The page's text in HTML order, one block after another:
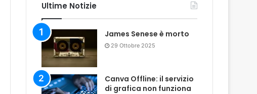
Ultime Notizie
James Senese è morto
29 Ottobre 2025
Canva Offline: il servizio
di grafica non funziona